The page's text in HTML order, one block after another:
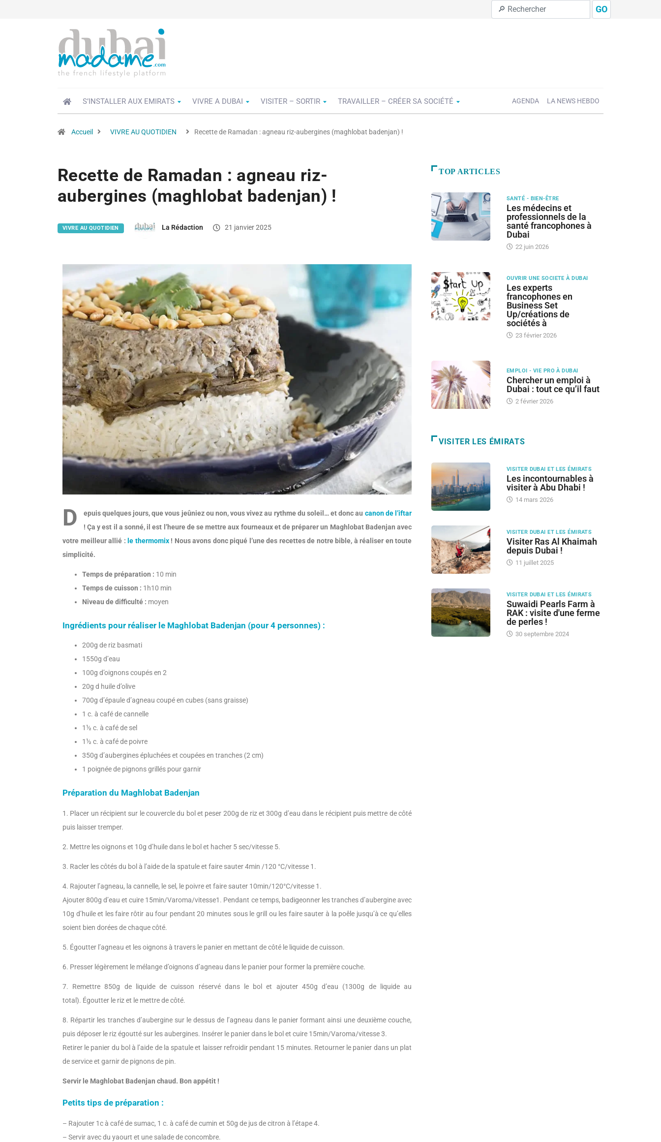
GO
S’INSTALLER AUX EMIRATS VIVRE A DUBAI VISITER – SORTIR TRAVAILLER – CRÉER SA SOCIÉTÉ AGENDA LA NEWS HEBDO
Accueil VIVRE AU QUOTIDIEN Recette de Ramadan : agneau riz-aubergines (maghlobat badenjan) !
Recette de Ramadan : agneau riz-
aubergines (maghlobat badenjan) !
VIVRE AU QUOTIDIEN La Rédaction 21 janvier 2025
D epuis quelques jours, que vous jeûniez ou non, vous vivez au rythme du soleil… et donc au canon de l’iftar
! Ça y est il a sonné, il est l’heure de se mettre aux fourneaux et de préparer un Maghlobat Badenjan avec
votre meilleur allié : le thermomix! Nous avons donc piqué l’une des recettes de notre bible, à réaliser en toute
simplicité.
Temps de préparation : 10 min
Temps de cuisson : 1h10 min
Niveau de difficulté : moyen
Ingrédients pour réaliser le Maghlobat Badenjan (pour 4 personnes) :
200g de riz basmati
1550g d’eau
100g d’oignons coupés en 2
20g d huile d’olive
700g d’épaule d’agneau coupé en cubes (sans graisse)
1 c. à café de cannelle
1½ c. à café de sel
1½ c. à café de poivre
350g d’aubergines épluchées et coupées en tranches (2 cm)
1 poignée de pignons grillés pour garnir
Préparation du Maghlobat Badenjan
1. Placer un récipient sur le couvercle du bol et peser 200g de riz et 300g d’eau dans le récipient puis mettre de côté
puis laisser tremper.
2. Mettre les oignons et 10g d’huile dans le bol et hacher 5 sec/vitesse 5.
3. Racler les côtés du bol à l’aide de la spatule et faire sauter 4min /120 °C/vitesse 1.
4. Rajouter l’agneau, la cannelle, le sel, le poivre et faire sauter 10min/120°C/vitesse 1.
Ajouter 800g d’eau et cuire 15min/Varoma/vitesse1. Pendant ce temps, badigeonner les tranches d’aubergine avec
10g d’huile et les faire rôtir au four pendant 20 minutes sous le grill ou les faire sauter à la poêle jusqu’à ce qu’elles
soient bien dorées de chaque côté.
5. Égoutter l’agneau et les oignons à travers le panier en mettant de côté le liquide de cuisson.
6. Presser légèrement le mélange d’oignons d’agneau dans le panier pour former la première couche.
7. Remettre 850g de liquide de cuisson réservé dans le bol et ajouter 450g d’eau (1300g de liquide au
total). Égoutter le riz et le mettre de côté.
8. Répartir les tranches d’aubergine sur le dessus de l’agneau dans le panier formant ainsi une deuxième couche,
puis déposer le riz égoutté sur les aubergines. Insérer le panier dans le bol et cuire 15min/Varoma/vitesse 3.
Retirer le panier du bol à l’aide de la spatule et laisser refroidir pendant 15 minutes. Retourner le panier dans un plat
de service et garnir de pignons de pin.
Servir le Maghlobat Badenjan chaud. Bon appétit !
Petits tips de préparation :
– Rajouter 1c à café de sumac, 1 c. à café de cumin et 50g de jus de citron à l’étape 4.
– Servir avec du yaourt et une salade de concombre.
TOP ARTICLES
SANTÉ - BIEN-ÊTRE
Les médecins et
professionnels de la
santé francophones à
Dubai
22 juin 2026
OUVRIR UNE SOCIETE À DUBAI
Les experts
francophones en
Business Set
Up/créations de
sociétés à
23 février 2026
EMPLOI - VIE PRO À DUBAI
Chercher un emploi à
Dubai : tout ce qu’il faut
2 février 2026
VISITER LES ÉMIRATS
VISITER DUBAI ET LES ÉMIRATS
Les incontournables à
visiter à Abu Dhabi !
14 mars 2026
VISITER DUBAI ET LES ÉMIRATS
Visiter Ras Al Khaimah
depuis Dubai !
11 juillet 2025
VISITER DUBAI ET LES ÉMIRATS
Suwaidi Pearls Farm à
RAK : visite d'une ferme
de perles !
30 septembre 2024